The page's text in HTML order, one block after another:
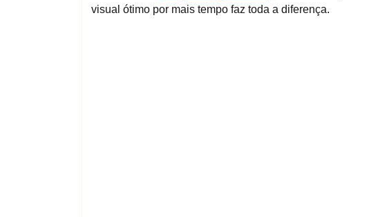
visual ótimo por mais tempo faz toda a diferença.